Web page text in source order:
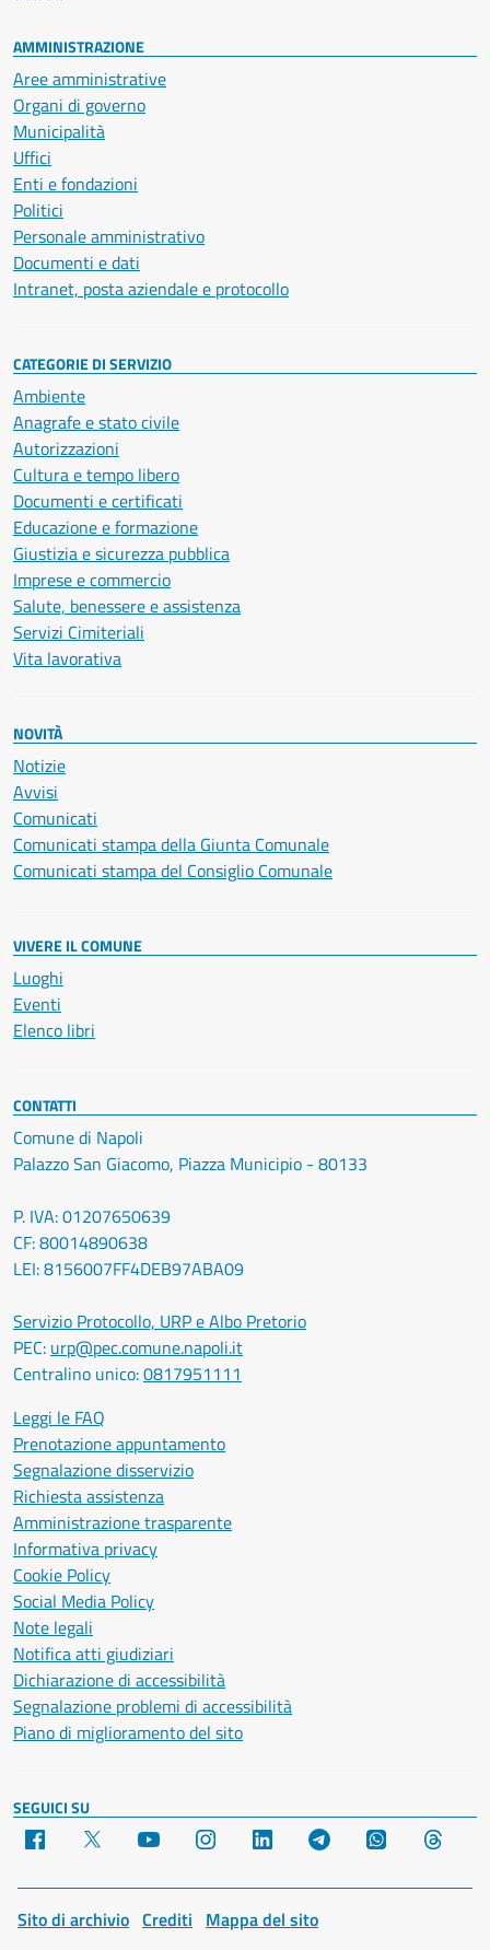
AMMINISTRAZIONE
Aree amministrative
Organi di governo
Municipalità
Uffici
Enti e fondazioni
Politici
Personale amministrativo
Documenti e dati
Intranet, posta aziendale e protocollo
CATEGORIE DI SERVIZIO
Ambiente
Anagrafe e stato civile
Autorizzazioni
Cultura e tempo libero
Documenti e certificati
Educazione e formazione
Giustizia e sicurezza pubblica
Imprese e commercio
Salute, benessere e assistenza
Servizi Cimiteriali
Vita lavorativa
NOVITÀ
Notizie
Avvisi
Comunicati
Comunicati stampa della Giunta Comunale
Comunicati stampa del Consiglio Comunale
VIVERE IL COMUNE
Luoghi
Eventi
Elenco libri
CONTATTI
Comune di Napoli
Palazzo San Giacomo, Piazza Municipio - 80133
P. IVA: 01207650639
CF: 80014890638
LEI: 8156007FF4DEB97ABA09
Servizio Protocollo, URP e Albo Pretorio
PEC: urp@pec.comune.napoli.it
Centralino unico:0817951111
Leggi le FAQ
Prenotazione appuntamento
Segnalazione disservizio
Richiesta assistenza
Amministrazione trasparente
Informativa privacy
Cookie Policy
Social Media Policy
Note legali
Notifica atti giudiziari
Dichiarazione di accessibilità
Segnalazione problemi di accessibilità
Piano di miglioramento del sito
SEGUICI SU
Facebook YouTube Instagram LinkedIn Telegram WhatsApp
Sito di archivio Crediti Mappa del sito